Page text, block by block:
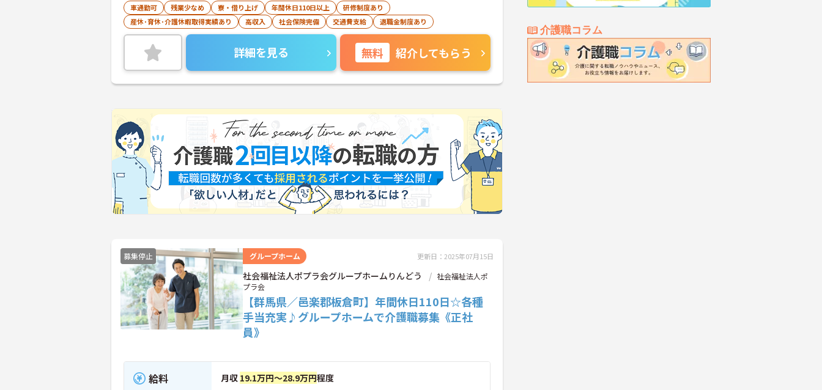
介護職コラム
車通勤可 残業少なめ 寮・借り上げ 年間休日110日以上
研修制度あり
産休･育休･介護休暇取得実績あり
高収入 社会保険完備 交通費支給 退職金制度あり
詳細を見る 無料 紹介してもらう
募集停止 グループホーム 更新日：2025年07月15日
社会福祉法人ポプラ会グループホームりんどう
社会福祉法人ポ
プラ会
【群馬県／邑楽郡板倉町】年間休日110日☆各種
手当充実♪グループホームで介護職募集《正社
員》
給料 月収 19.1万円～28.9万円程度